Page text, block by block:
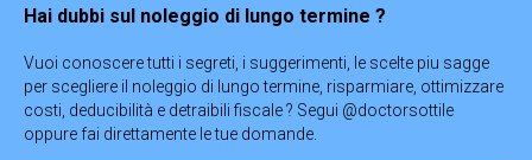
Hai dubbi sul noleggio di lungo termine ?
Vuoi conoscere tutti i segreti, i suggerimenti, le scelte piu sagge
per scegliere il noleggio di lungo termine, risparmiare, ottimizzare
costi, deducibilità e detraibili fiscale ? Segui @doctorsottile
oppure fai direttamente le tue domande.